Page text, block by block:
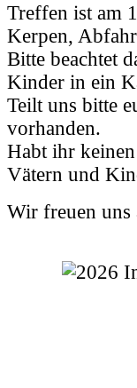
Treffen ist am
Kerpen,
Bitte beachtet
Kinder in ein
Teilt uns bitte
vorhanden.
Habt ihr
Vätern und
Wir freuen uns